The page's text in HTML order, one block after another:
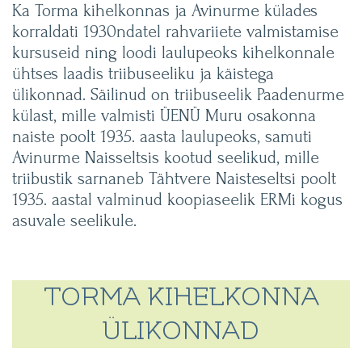
Ka Torma kihelkonnas ja Avinurme külades
korraldati 1930ndatel rahvariiete valmistamise
kursuseid ning loodi laulupeoks kihelkonnale
ühtses laadis triibuseeliku ja käistega
ülikonnad. Säilinud on triibuseelik Paadenurme
külast, mille valmisti ÜENÜ Muru osakonna
naiste poolt 1935. aasta laulupeoks, samuti
Avinurme Naisseltsis kootud seelikud, mille
triibustik sarnaneb Tähtvere Naisteseltsi poolt
1935. aastal valminud koopiaseelik ERMi kogus
asuvale seelikule.
TORMA KIHELKONNA
ÜLIKONNAD